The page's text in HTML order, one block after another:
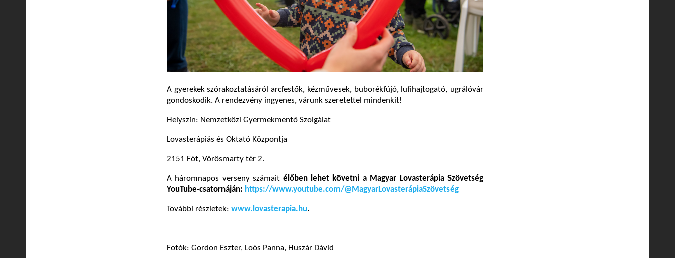
A gyerekek szórakoztatásáról arcfestők, kézművesek, buborékfújó, lufihajtogató, ugrálóvár
gondoskodik. A rendezvény ingyenes, várunk szeretettel mindenkit!
Helyszín: Nemzetközi Gyermekmentő Szolgálat
Lovasterápiás és Oktató Központja
2151 Fót, Vörösmarty tér 2.
A háromnapos verseny számait élőben lehet követni a Magyar Lovasterápia Szövetség
YouTube-csatornáján: https://www.youtube.com/@MagyarLovasterápiaSzövetség
További részletek: www.lovasterapia.hu.
Fotók: Gordon Eszter, Loós Panna, Huszár Dávid